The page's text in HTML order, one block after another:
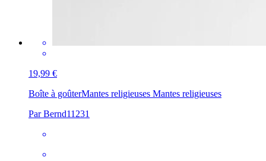
19,99 €
Boîte à goûterMantes religieuses Mantes religieuses
Par Bernd11231